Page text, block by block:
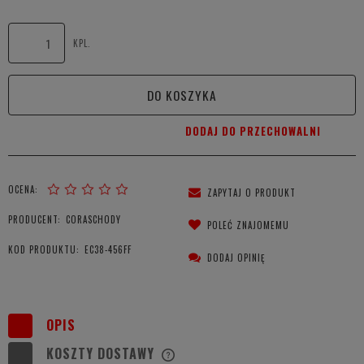
KPL.
DO KOSZYKA
DODAJ DO PRZECHOWALNI
OCENA:
PRODUCENT: CORASCHODY
KOD PRODUKTU: EC38-456FF
ZAPYTAJ O PRODUKT
POLEĆ ZNAJOMEMU
DODAJ OPINIĘ
OPIS
KOSZTY DOSTAWY